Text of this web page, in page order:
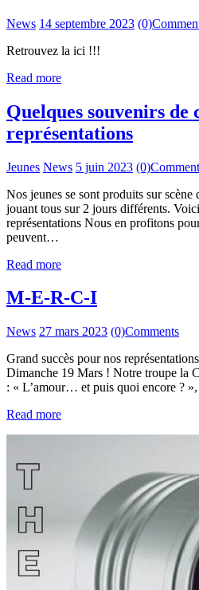
News 14 septembre 2023 (0)
Retrouvez la ici !!!
Read more
Quelques souvenirs de
représentations
Jeunes News 5 juin 2023 (0)
Nos jeunes se sont produits sur scène
jouant tous sur 2 jours différents.
représentations Nous en profitons
peuvent…
Read more
M-E-R-C-I
News 27 mars 2023 (0)Comments
Grand succès pour nos
Dimanche 19 Mars ! Notre troupe la
: « L’amour… et puis quoi encore ?
Read more